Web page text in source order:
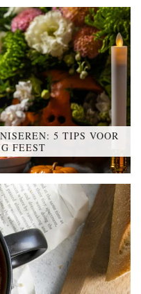
5 TIPS VOOR
FEEST